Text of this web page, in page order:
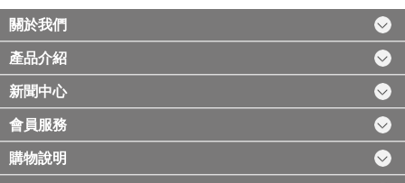
關於我們
產品介紹
新聞中心
會員服務
購物說明